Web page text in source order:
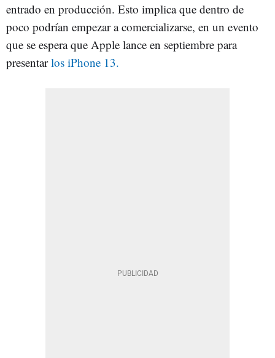
entrado en producción. Esto implica que dentro de
poco podrían empezar a comercializarse, en un evento
que se espera que Apple lance en septiembre para
presentarlos iPhone 13.